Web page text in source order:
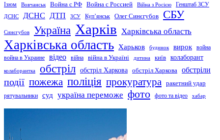
Ізюм Вовчанськ Война с РФ Война с Россией Війна з Росією Генштаб ЗСУ
ДСНС ДСНС ДТП ЗСУ Купʼянськ Олег Синєгубов СБУ
Синєгубов Україна Харків Харківська область
Харківська область Харьков будинок вирок война
война в Украине відео війна війна в Україні дитина київ колаборант
колаборантка обстріл обстріл Харкова обстріл Харкова обстріли
події пожежа поліція прокуратура
ракетний удар
рятувальники
суд україна переможе фото фото та відео хабар